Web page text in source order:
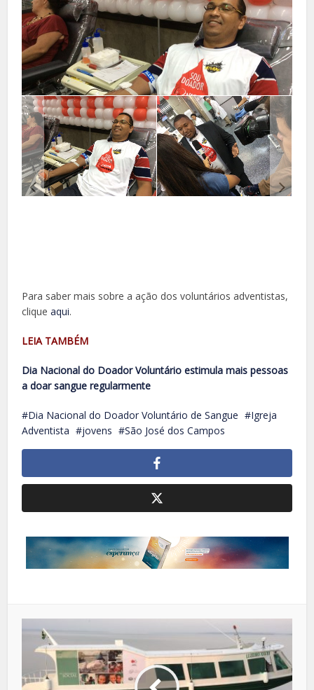
Para saber mais sobre a ação dos voluntários adventistas,
cliqueaqui.
LEIA TAMBÉM
Dia Nacional do Doador Voluntário estimula mais pessoas
a doar sangue regularmente
Dia Nacional do Doador Voluntário de Sangue
Igreja
Adventista
jovens São José dos Campos